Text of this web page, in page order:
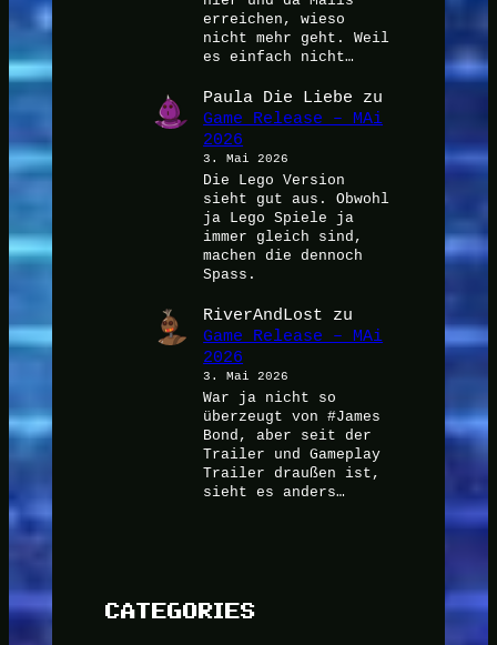
erreichen, wieso
nicht mehr geht. Weil
es einfach nicht…
Paula Die Liebe zu
Game Release – MAi
2026
3. Mai 2026
Die Lego Version
sieht gut aus. Obwohl
ja Lego Spiele ja
immer gleich sind,
machen die dennoch
Spass.
RiverAndLost zu
Game Release – MAi
2026
3. Mai 2026
War ja nicht so
überzeugt von #James
Bond, aber seit der
Trailer und Gameplay
Trailer draußen ist,
sieht es anders…
CATEGORIES